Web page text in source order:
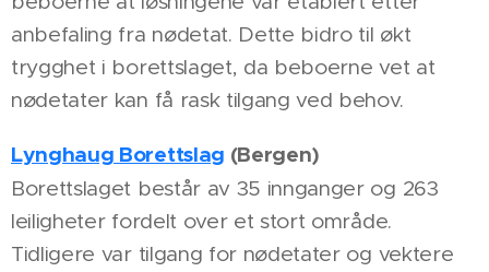
anbefaling fra nødetat. Dette bidro til økt
trygghet i borettslaget, da beboerne vet at
nødetater kan få rask tilgang ved behov.
Lynghaug Borettslag (Bergen)
Borettslaget består av 35 innganger og 263
leiligheter fordelt over et stort område.
Tidligere var tilgang for nødetater og vektere